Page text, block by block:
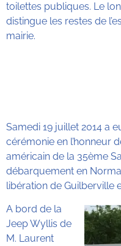
toilettes publiques. Le
distingue les restes de
mairie.
Samedi 19 juillet 2014 a
cérémonie en l’honneur
américain de la 35ème
débarquement en
libération de Guilberville
A bord de la
Jeep Wyllis de
M. Laurent